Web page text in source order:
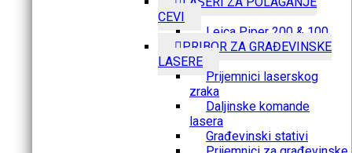
CEVI
Leica Piper 200 & 100
PRIBOR ZA GRAĐEVINSKE
LASERE
Prijemnici laserskog
zraka
Daljinske komande
lasera
Građevinski stativi